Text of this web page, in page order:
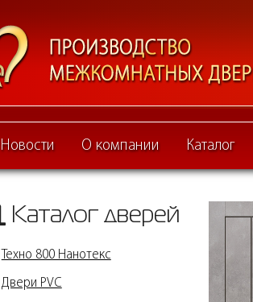
Новости О компании Каталог
Каталог дверей
Техно 800 Нанотекс
Двери PVC